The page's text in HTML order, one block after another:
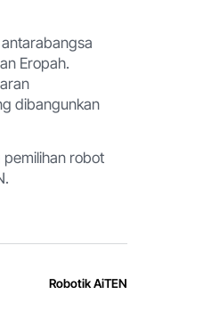
Eropah.
dibangunkan
robot
Robotik AiTEN